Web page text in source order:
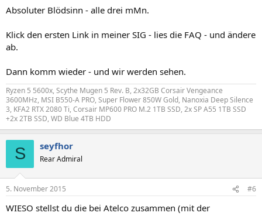
Absoluter Blödsinn - alle drei mMn.
Klick den ersten Link in meiner SIG - lies die FAQ - und ändere
ab.
Dann komm wieder - und wir werden sehen.
Ryzen 5 5600x, Scythe Mugen 5 Rev. B, 2x32GB Corsair Vengeance
3600MHz, MSI B550-A PRO, Super Flower 850W Gold, Nanoxia Deep Silence
3, KFA2 RTX 2080 Ti, Corsair MP600 PRO M.2 1TB SSD, 2x SP A55 1TB SSD
+2x 2TB SSD, WD Blue 4TB HDD
S seyfhor
Rear Admiral
5. November 2015 #6
WIESO stellst du die bei Atelco zusammen (mit der